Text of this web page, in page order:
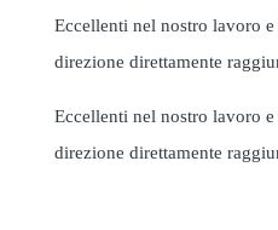
Eccellenti nel nostro lavoro
direzione direttamente
Eccellenti nel nostro lavoro
direzione direttamente